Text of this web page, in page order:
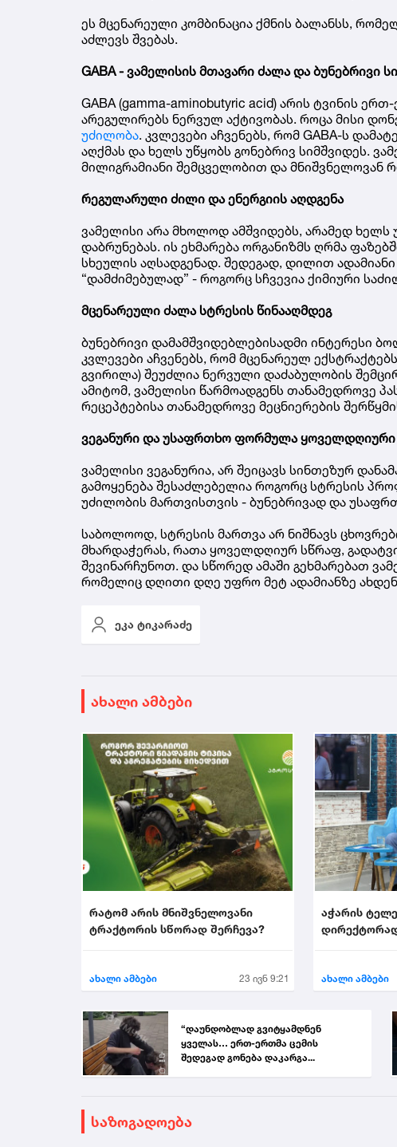
ეს მცენარეული კომბინაცია ქმნის ბალანსს,
აძლევს შვებას.
GABA - ვამელისის მთავარი ძალა და ბუნებრივი
GABA (gamma-aminobutyric acid) არის ტვინის
არეგულირებს ნერვულ აქტივობას. როცა მისი
უძილობა. კვლევები აჩვენებს, რომ GABA-ს
აღქმას და ხელს უწყობს გონებრივ სიმშვიდეს.
მილიგრამიანი შემცველობით და მნიშვნელოვან
რეგულარული ძილი და ენერგიის აღდგენა
ვამელისი არა მხოლოდ ამშვიდებს, არამედ ხელს
დაბრუნებას. ის ეხმარება ორგანიზმს ღრმა
სხეულის აღსადგენად. შედეგად, დილით
“დამძიმებულად” - როგორც სჩვევია ქიმიური
მცენარეული ძალა სტრესის წინააღმდეგ
ბუნებრივი დამამშვიდებლებისადმი ინტერესი
კვლევები აჩვენებს, რომ მცენარეულ
გვირილა) შეუძლია ნერვული დაძაბულობის
ამიტომ, ვამელისი წარმოადგენს თანამედროვე
რეცეპტებისა თანამედროვე მეცნიერების
ვეგანური და უსაფრთხო ფორმულა ყოველდღიური
ვამელისი ვეგანურია, არ შეიცავს სინთეზურ
გამოყენება შესაძლებელია როგორც სტრესის
უძილობის მართვისთვის - ბუნებრივად და
საბოლოოდ, სტრესის მართვა არ ნიშნავს
მხარდაჭერას, რათა ყოველდღიურ სწრაფ,
შევინარჩუნოთ. და სწორედ ამაში გეხმარებათ
რომელიც დღითი დღე უფრო მეტ ადამიანზე
ეკა ტიკარაძე
ახალი ამბები
რატომ არის მნიშვნელოვანი
ტრაქტორის სწორად შერჩევა?
ახალი ამბები 23 ივნ 9:21
აჭარის
ახალი ამბები
“დაუნდობლად გვიტყამდნენ
ყველას… ერთ-ერთმა ცემის
შედეგად გონება დაკარგა...
საზოგადოება